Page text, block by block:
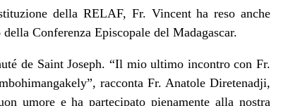
della RELAF, Fr. Vincent ha reso anche
Conferenza Episcopale del Madagascar.
de Saint Joseph. “Il mio ultimo incontro con Fr.
racconta Fr. Anatole Diretenadji,
umore e ha partecipato pienamente alla nostra